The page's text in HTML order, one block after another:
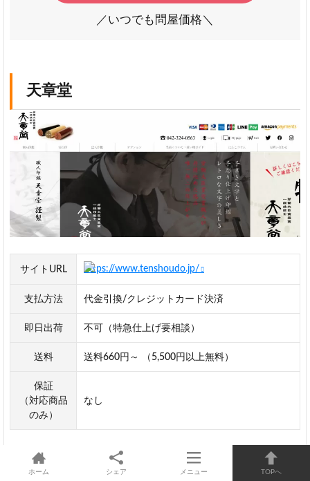
／いつでも問屋価格＼
天章堂
サイトURL https://www.tenshoudo.jp/
支払方法 代金引換/クレジットカード決済
即日出荷 不可（特急仕上げ要相談）
送料 送料660円～ （5,500円以上無料）
保証
（対応商品
のみ）
なし
手書き文字・手彫りの本格派印鑑店の通販ショップで
す。
ホーム シェア メニュー TOPへ